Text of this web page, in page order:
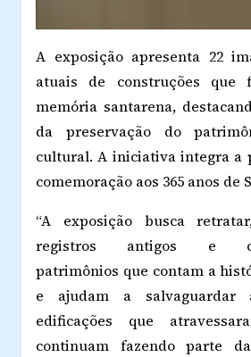
A exposição apresenta 22
atuais de construções que
memória santarena,
da preservação do
cultural. A iniciativa integra a
comemoração aos 365 anos de
“A exposição busca
registros antigos e
patrimônios que contam a
e ajudam a salvaguardar
edificações que
continuam fazendo parte